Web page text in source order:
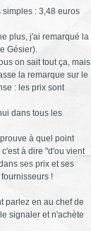
: 3,48 euros
plus, j'ai remarqué la
Gésier).
on sait tout ça, mais
la remarque sur le
: les prix sont
dans tous les
à quel point
à dire "d'ou vient
ses prix et ses
!
parlez en au chef de
signaler et n'achète